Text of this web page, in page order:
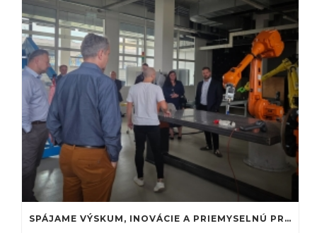
SPÁJAME VÝSKUM, INOVÁCIE A PRIEMYSELNÚ PRAX